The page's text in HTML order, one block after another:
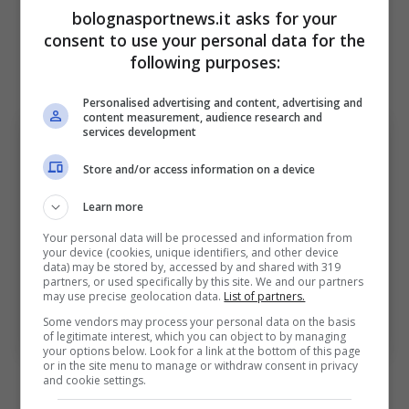
delicato per il Bologna, i felsinei sono reduci
da ben quattro sconfitte in cinque gare con
Cremonese, Juventus, Atalanta e Fiorentina.
Pobega, il classe 1999 rivuole la sua rivincita (Foto di
James Worsfold/Getty Images Via One Football)
Bolognasportnews
Il rapporto tra Italiano e Pobega
bolognasportnews.it asks for your
consent to use your personal data for the
following purposes:
Personalised advertising and content, advertising and
content measurement, audience research and
services development
Store and/or access information on a device
Learn more
Your personal data will be processed and information from
your device (cookies, unique identifiers, and other device
data) may be stored by, accessed by and shared with 319
partners, or used specifically by this site. We and our partners
may use precise geolocation data. List of partners.
Some vendors may process your personal data on the basis
of legitimate interest, which you can object to by managing
your options below. Look for a link at the bottom of this page
or in the site menu to manage or withdraw consent in privacy
and cookie settings.